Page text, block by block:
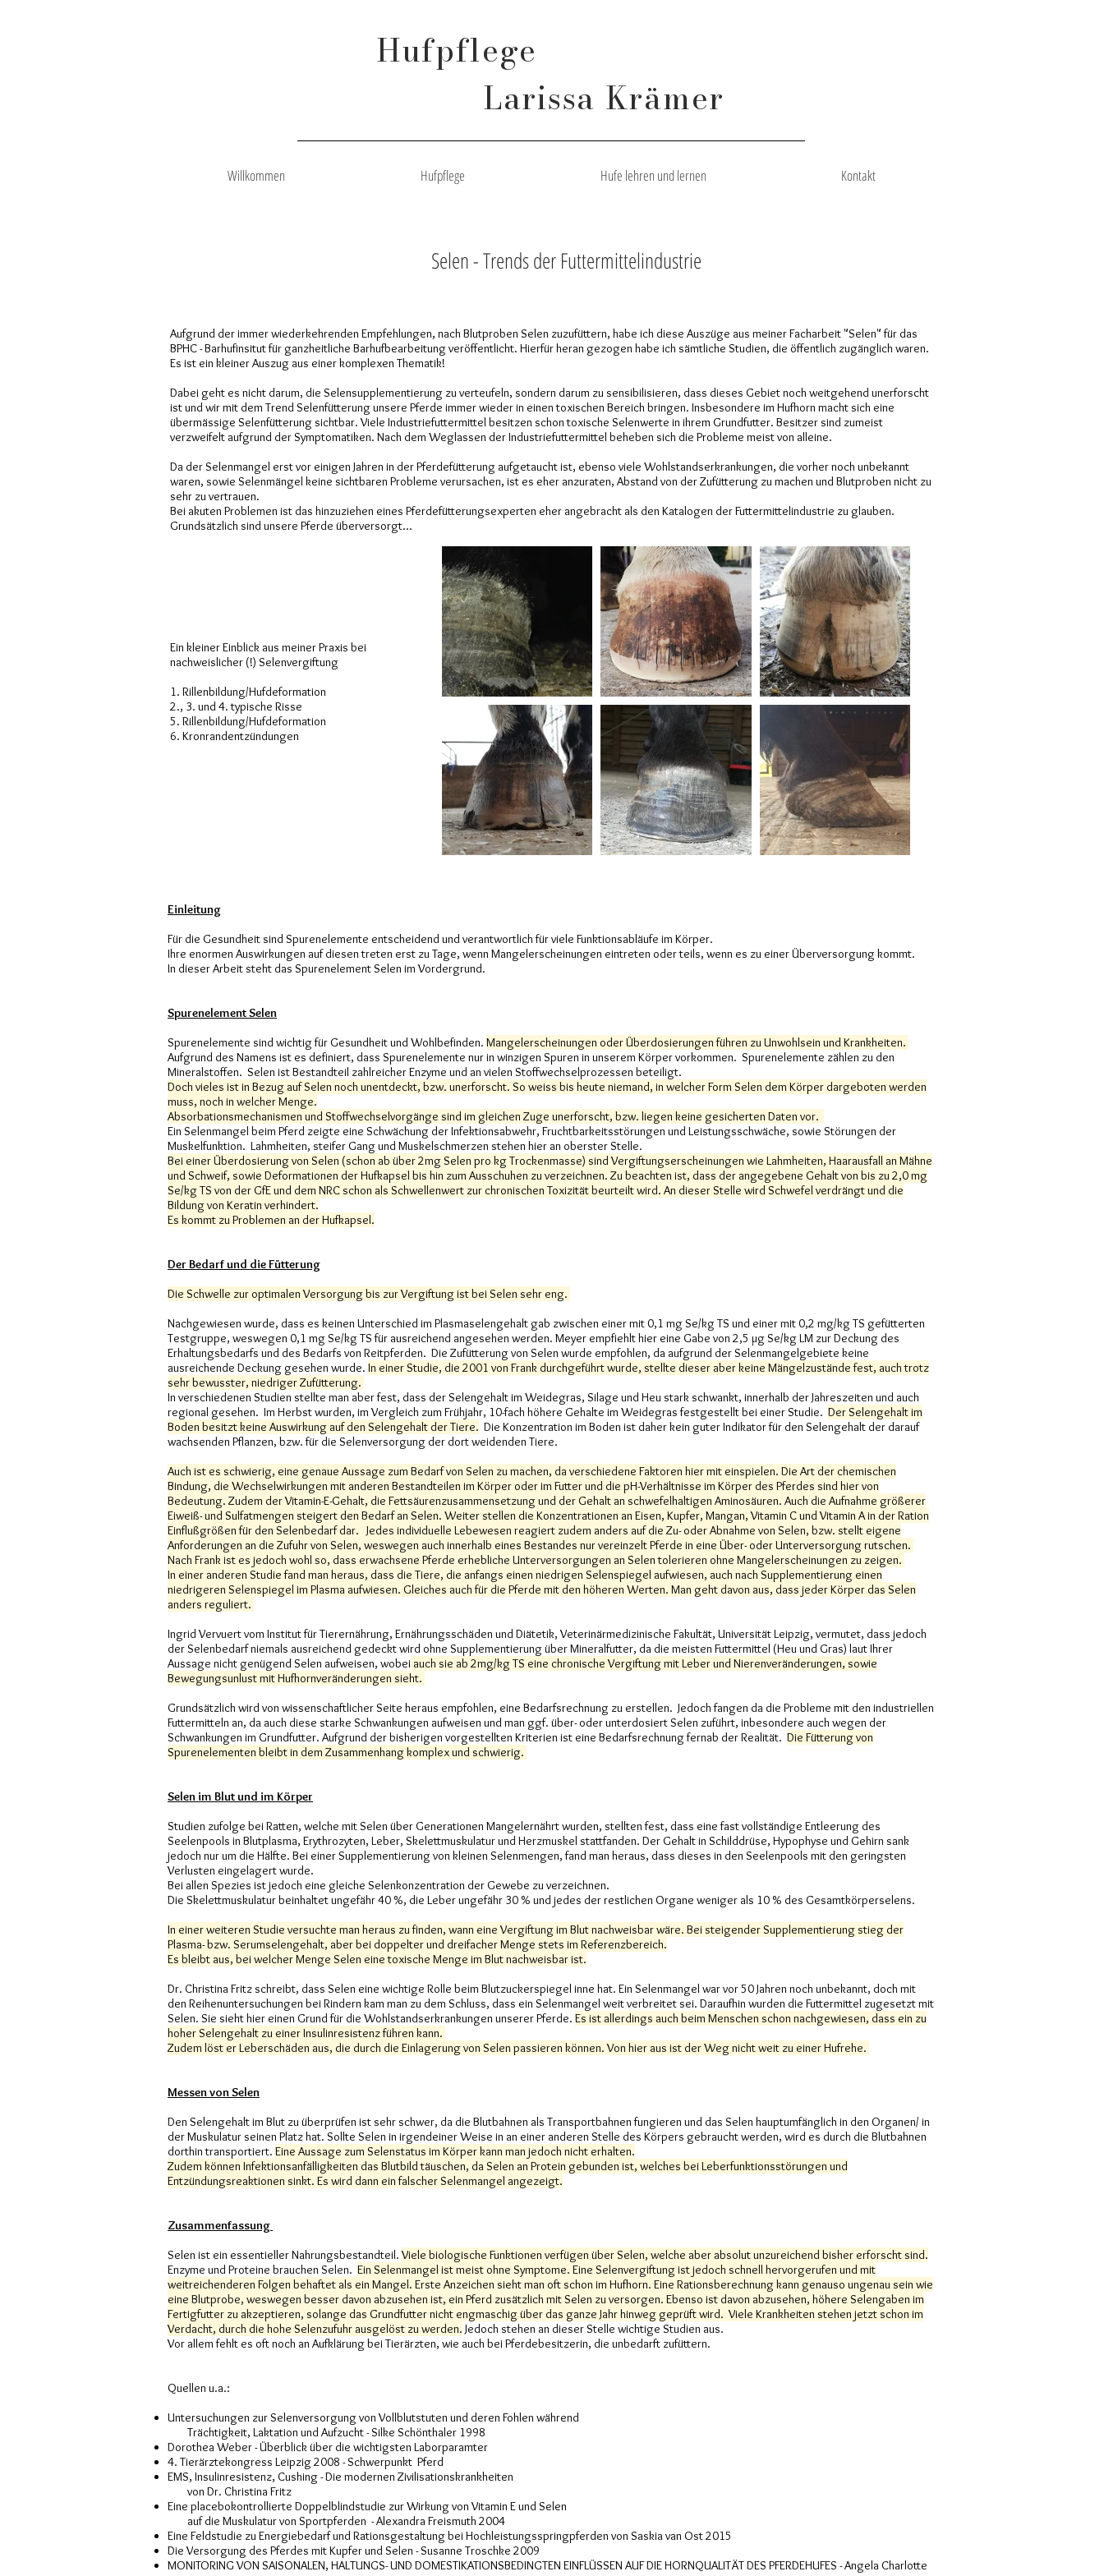
Hufpflege
Larissa Krämer
Willkommen Hufpflege Hufe lehren und lernen Kontakt
Selen - Trends der Futtermittelindustrie
Aufgrund der immer wiederkehrenden Empfehlungen, nach Blutproben Selen zuzufüttern, habe ich diese Auszüge aus meiner Facharbeit "Selen" für das
BPHC - Barhufinsitut für ganzheitliche Barhufbearbeitung veröffentlicht. Hierfür heran gezogen habe ich sämtliche Studien, die öffentlich zugänglich waren.
Es ist ein kleiner Auszug aus einer komplexen Thematik!
Dabei geht es nicht darum, die Selensupplementierung zu verteufeln, sondern darum zu sensibilisieren, dass dieses Gebiet noch weitgehend unerforscht
ist und wir mit dem Trend Selenfütterung unsere Pferde immer wieder in einen toxischen Bereich bringen. Insbesondere im Hufhorn macht sich eine
übermässige Selenfütterung sichtbar. Viele Industriefuttermittel besitzen schon toxische Selenwerte in ihrem Grundfutter. Besitzer sind zumeist
verzweifelt aufgrund der Symptomatiken. Nach dem Weglassen der Industriefuttermittel beheben sich die Probleme meist von alleine.
Da der Selenmangel erst vor einigen Jahren in der Pferdefütterung aufgetaucht ist, ebenso viele Wohlstandserkrankungen, die vorher noch unbekannt
waren, sowie Selenmängel keine sichtbaren Probleme verursachen, ist es eher anzuraten, Abstand von der Zufütterung zu machen und Blutproben nicht zu
sehr zu vertrauen.
Bei akuten Problemen ist das hinzuziehen eines Pferdefütterungsexperten eher angebracht als den Katalogen der Futtermittelindustrie zu glauben.
Grundsätzlich sind unsere Pferde überversorgt...
Einleitung
Für die Gesundheit sind Spurenelemente entscheidend und verantwortlich für viele Funktionsabläufe im Körper.
Ihre enormen Auswirkungen auf diesen treten erst zu Tage, wenn Mangelerscheinungen eintreten oder teils, wenn es zu einer Überversorgung kommt.
In dieser Arbeit steht das Spurenelement Selen im Vordergrund.
Spurenelement Selen
Spurenelemente sind wichtig für Gesundheit und Wohlbefinden. Mangelerscheinungen oder Überdosierungen führen zu Unwohlsein und Krankheiten.
Aufgrund des Namens ist es definiert, dass Spurenelemente nur in winzigen Spuren in unserem Körper vorkommen. Spurenelemente zählen zu den
Mineralstoffen. Selen ist Bestandteil zahlreicher Enzyme und an vielen Stoffwechselprozessen beteiligt.
Doch vieles ist in Bezug auf Selen noch unentdeckt, bzw. unerforscht. So weiss bis heute niemand, in welcher Form Selen dem Körper dargeboten werden
muss, noch in welcher Menge.
Absorbationsmechanismen und Stoffwechselvorgänge sind im gleichen Zuge unerforscht, bzw. liegen keine gesicherten Daten vor.
Ein Selenmangel beim Pferd zeigte eine Schwächung der Infektionsabwehr, Fruchtbarkeitsstörungen und Leistungsschwäche, sowie Störungen der
Muskelfunktion. Lahmheiten, steifer Gang und Muskelschmerzen stehen hier an oberster Stelle.
Bei einer Überdosierung von Selen (schon ab über 2mg Selen pro kg Trockenmasse) sind Vergiftungserscheinungen wie Lahmheiten, Haarausfall an Mähne
und Schweif, sowie Deformationen der Hufkapsel bis hin zum Ausschuhen zu verzeichnen. Zu beachten ist, dass der angegebene Gehalt von bis zu 2,0 mg
Se/kg TS von der GfE und dem NRC schon als Schwellenwert zur chronischen Toxizität beurteilt wird. An dieser Stelle wird Schwefel verdrängt und die
Bildung von Keratin verhindert.
Es kommt zu Problemen an der Hufkapsel.
Der Bedarf und die Fütterung
Die Schwelle zur optimalen Versorgung bis zur Vergiftung ist bei Selen sehr eng.
Nachgewiesen wurde, dass es keinen Unterschied im Plasmaselengehalt gab zwischen einer mit 0,1 mg Se/kg TS und einer mit 0,2 mg/kg TS gefütterten
Testgruppe, weswegen 0,1 mg Se/kg TS für ausreichend angesehen werden. Meyer empfiehlt hier eine Gabe von 2,5 µg Se/kg LM zur Deckung des
Erhaltungsbedarfs und des Bedarfs von Reitpferden. Die Zufütterung von Selen wurde empfohlen, da aufgrund der Selenmangelgebiete keine
ausreichende Deckung gesehen wurde. In einer Studie, die 2001 von Frank durchgeführt wurde, stellte dieser aber keine Mängelzustände fest, auch trotz
sehr bewusster, niedriger Zufütterung.
In verschiedenen Studien stellte man aber fest, dass der Selengehalt im Weidegras, Silage und Heu stark schwankt, innerhalb der Jahreszeiten und auch
regional gesehen. Im Herbst wurden, im Vergleich zum Frühjahr, 10-fach höhere Gehalte im Weidegras festgestellt bei einer Studie. Der Selengehalt im
Boden besitzt keine Auswirkung auf den Selengehalt der Tiere. Die Konzentration im Boden ist daher kein guter Indikator für den Selengehalt der darauf
wachsenden Pflanzen, bzw. für die Selenversorgung der dort weidenden Tiere.
Auch ist es schwierig, eine genaue Aussage zum Bedarf von Selen zu machen, da verschiedene Faktoren hier mit einspielen. Die Art der chemischen
Bindung, die Wechselwirkungen mit anderen Bestandteilen im Körper oder im Futter und die pH-Verhältnisse im Körper des Pferdes sind hier von
Bedeutung. Zudem der Vitamin-E-Gehalt, die Fettsäurenzusammensetzung und der Gehalt an schwefelhaltigen Aminosäuren. Auch die Aufnahme größerer
Eiweiß- und Sulfatmengen steigert den Bedarf an Selen. Weiter stellen die Konzentrationen an Eisen, Kupfer, Mangan, Vitamin C und Vitamin A in der Ration
Einflußgrößen für den Selenbedarf dar. Jedes individuelle Lebewesen reagiert zudem anders auf die Zu- oder Abnahme von Selen, bzw. stellt eigene
Anforderungen an die Zufuhr von Selen, weswegen auch innerhalb eines Bestandes nur vereinzelt Pferde in eine Über- oder Unterversorgung rutschen.
Nach Frank ist es jedoch wohl so, dass erwachsene Pferde erhebliche Unterversorgungen an Selen tolerieren ohne Mangelerscheinungen zu zeigen.
In einer anderen Studie fand man heraus, dass die Tiere, die anfangs einen niedrigen Selenspiegel aufwiesen, auch nach Supplementierung einen
niedrigeren Selenspiegel im Plasma aufwiesen. Gleiches auch für die Pferde mit den höheren Werten. Man geht davon aus, dass jeder Körper das Selen
anders reguliert.
Ingrid Vervuert vom Institut für Tierernährung, Ernährungsschäden und Diätetik, Veterinärmedizinische Fakultät, Universität Leipzig, vermutet, dass jedoch
der Selenbedarf niemals ausreichend gedeckt wird ohne Supplementierung über Mineralfutter, da die meisten Futtermittel (Heu und Gras) laut Ihrer
Aussage nicht genügend Selen aufweisen, wobei auch sie ab 2mg/kg TS eine chronische Vergiftung mit Leber und Nierenveränderungen, sowie
Bewegungsunlust mit Hufhornveränderungen sieht.
Grundsätzlich wird von wissenschaftlicher Seite heraus empfohlen, eine Bedarfsrechnung zu erstellen. Jedoch fangen da die Probleme mit den industriellen
Futtermitteln an, da auch diese starke Schwankungen aufweisen und man ggf. über- oder unterdosiert Selen zuführt, inbesondere auch wegen der
Schwankungen im Grundfutter. Aufgrund der bisherigen vorgestellten Kriterien ist eine Bedarfsrechnung fernab der Realität. Die Fütterung von
Spurenelementen bleibt in dem Zusammenhang komplex und schwierig.
Selen im Blut und im Körper
Studien zufolge bei Ratten, welche mit Selen über Generationen Mangelernährt wurden, stellten fest, dass eine fast vollständige Entleerung des
Seelenpools in Blutplasma, Erythrozyten, Leber, Skelettmuskulatur und Herzmuskel stattfanden. Der Gehalt in Schilddrüse, Hypophyse und Gehirn sank
jedoch nur um die Hälfte. Bei einer Supplementierung von kleinen Selenmengen, fand man heraus, dass dieses in den Seelenpools mit den geringsten
Verlusten eingelagert wurde.
Bei allen Spezies ist jedoch eine gleiche Selenkonzentration der Gewebe zu verzeichnen.
Die Skelettmuskulatur beinhaltet ungefähr 40 %, die Leber ungefähr 30 % und jedes der restlichen Organe weniger als 10 % des Gesamtkörperselens.
In einer weiteren Studie versuchte man heraus zu finden, wann eine Vergiftung im Blut nachweisbar wäre. Bei steigender Supplementierung stieg der
Plasma- bzw. Serumselengehalt, aber bei doppelter und dreifacher Menge stets im Referenzbereich.
Es bleibt aus, bei welcher Menge Selen eine toxische Menge im Blut nachweisbar ist.
Dr. Christina Fritz schreibt, dass Selen eine wichtige Rolle beim Blutzuckerspiegel inne hat. Ein Selenmangel war vor 50 Jahren noch unbekannt, doch mit
den Reihenuntersuchungen bei Rindern kam man zu dem Schluss, dass ein Selenmangel weit verbreitet sei. Daraufhin wurden die Futtermittel zugesetzt mit
Selen. Sie sieht hier einen Grund für die Wohlstandserkrankungen unserer Pferde. Es ist allerdings auch beim Menschen schon nachgewiesen, dass ein zu
hoher Selengehalt zu einer Insulinresistenz führen kann.
Zudem löst er Leberschäden aus, die durch die Einlagerung von Selen passieren können. Von hier aus ist der Weg nicht weit zu einer Hufrehe.
Messen von Selen
Den Selengehalt im Blut zu überprüfen ist sehr schwer, da die Blutbahnen als Transportbahnen fungieren und das Selen hauptumfänglich in den Organen/ in
der Muskulatur seinen Platz hat. Sollte Selen in irgendeiner Weise in an einer anderen Stelle des Körpers gebraucht werden, wird es durch die Blutbahnen
dorthin transportiert. Eine Aussage zum Selenstatus im Körper kann man jedoch nicht erhalten.
Zudem können Infektionsanfälligkeiten das Blutbild täuschen, da Selen an Protein gebunden ist, welches bei Leberfunktionsstörungen und
Entzündungsreaktionen sinkt. Es wird dann ein falscher Selenmangel angezeigt.
Zusammenfassung
Selen ist ein essentieller Nahrungsbestandteil.Viele biologische Funktionen verfügen über Selen, welche aber absolut unzureichend bisher erforscht sind.
Enzyme und Proteine brauchen Selen. Ein Selenmangel ist meist ohne Symptome. Eine Selenvergiftung ist jedoch schnell hervorgerufen und mit
weitreichenderen Folgen behaftet als ein Mangel. Erste Anzeichen sieht man oft schon im Hufhorn. Eine Rationsberechnung kann genauso ungenau sein wie
eine Blutprobe, weswegen besser davon abzusehen ist, ein Pferd zusätzlich mit Selen zu versorgen. Ebenso ist davon abzusehen, höhere Selengaben im
Fertigfutter zu akzeptieren, solange das Grundfutter nicht engmaschig über das ganze Jahr hinweg geprüft wird. Viele Krankheiten stehen jetzt schon im
Verdacht, durch die hohe Selenzufuhr ausgelöst zu werden. Jedoch stehen an dieser Stelle wichtige Studien aus.
Vor allem fehlt es oft noch an Aufklärung bei Tierärzten, wie auch bei Pferdebesitzerin, die unbedarft zufüttern.
Quellen u.a.:
Untersuchungen zur Selenversorgung von Vollblutstuten und deren Fohlen während
Trächtigkeit, Laktation und Aufzucht - Silke Schönthaler 1998
Dorothea Weber - Überblick über die wichtigsten Laborparamter
4. Tierärztekongress Leipzig 2008 - Schwerpunkt Pferd
EMS, Insulinresistenz, Cushing - Die modernen Zivilisationskrankheiten
von Dr. Christina Fritz
Eine placebokontrollierte Doppelblindstudie zur Wirkung von Vitamin E und Selen
auf die Muskulatur von Sportpferden - Alexandra Freismuth 2004
Eine Feldstudie zu Energiebedarf und Rationsgestaltung bei Hochleistungsspringpferden von Saskia van Ost 2015
Die Versorgung des Pferdes mit Kupfer und Selen - Susanne Troschke 2009
MONITORING VON SAISONALEN, HALTUNGS- UND DOMESTIKATIONSBEDINGTEN EINFLÜSSEN AUF DIE HORNQUALITÄT DES PFERDEHUFES - Angela Charlotte
Ein kleiner Einblick aus meiner Praxis bei
nachweislicher (!) Selenvergiftung
1. Rillenbildung/Hufdeformation
2., 3. und 4. typische Risse
5. Rillenbildung/Hufdeformation
6. Kronrandentzündungen